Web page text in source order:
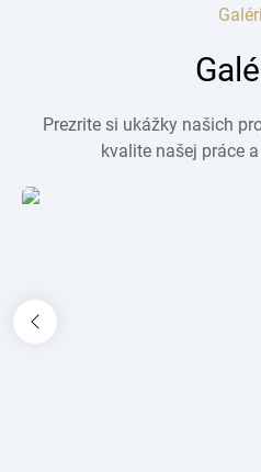
Prezrite si ukážky našich
kvalite našej práce